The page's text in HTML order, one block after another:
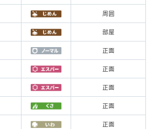
周囲
部屋
正面
正面
正面
正面
正面